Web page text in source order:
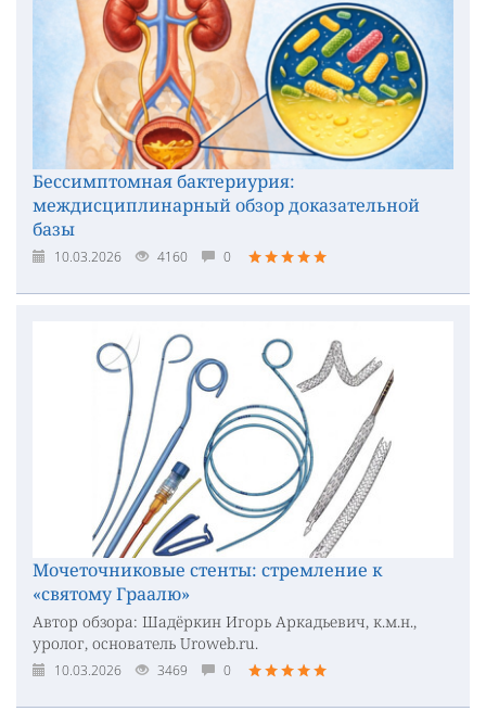
Бессимптомная бактериурия:
междисциплинарный обзор доказательной
базы
10.03.2026 4160 0
Мочеточниковые стенты: стремление к
«святому Граалю»
Автор обзора: Шадёркин Игорь Аркадьевич, к.м.н.,
уролог, основатель Uroweb.ru.
10.03.2026 3469 0